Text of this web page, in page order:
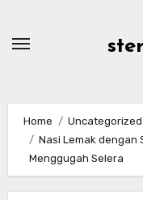
Home
Uncategorized
Nasi Lemak dengan
Menggugah Selera